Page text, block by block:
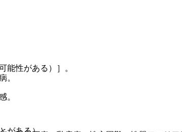
能性がある）］。
。
。